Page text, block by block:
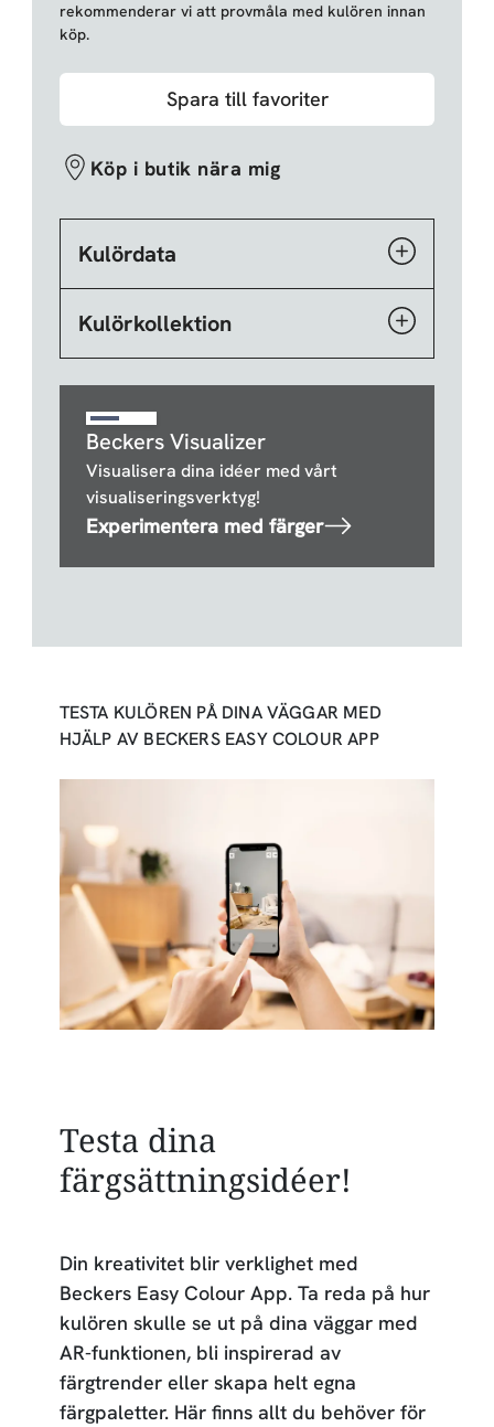
rekommenderar vi att provmåla med kulören innan
köp.
Spara till favoriter
Köp i butik nära mig
Kulördata
Kulörkollektion
Beckers Visualizer
Visualisera dina idéer med vårt
visualiseringsverktyg!
Experimentera med färger
TESTA KULÖREN PÅ DINA VÄGGAR MED
HJÄLP AV BECKERS EASY COLOUR APP
Testa dina
färgsättningsidéer!
Din kreativitet blir verklighet med
Beckers Easy Colour App. Ta reda på hur
kulören skulle se ut på dina väggar med
AR-funktionen, bli inspirerad av
färgtrender eller skapa helt egna
färgpaletter. Här finns allt du behöver för